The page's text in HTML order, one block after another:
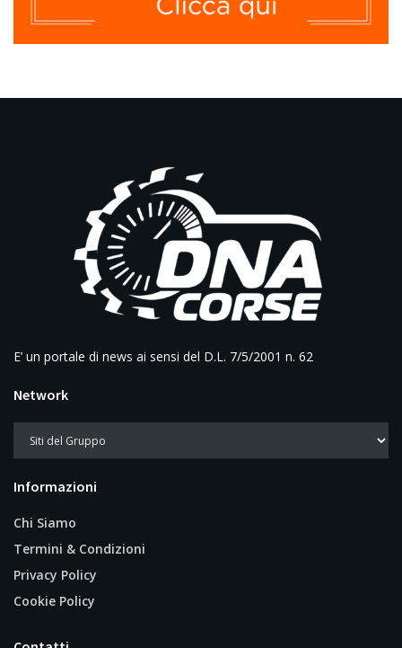
E’ un portale di news ai sensi del D.L. 7/5/2001 n. 62
Network
Informazioni
Chi Siamo
Termini & Condizioni
Privacy Policy
Cookie Policy